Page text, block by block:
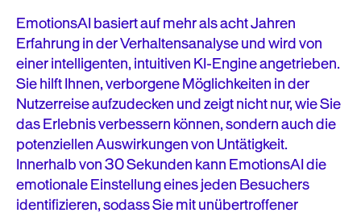
Bekanntheit
Verständnis
Veränderung
Qualität
Schlussfolgerung
EmotionsAI basiert auf mehr als acht Jahren
Erfahrung in der Verhaltensanalyse und wird von
einer intelligenten, intuitiven KI-Engine angetrieben.
Sie hilft Ihnen, verborgene Möglichkeiten in der
Nutzerreise aufzudecken und zeigt nicht nur, wie Sie
das Erlebnis verbessern können, sondern auch die
potenziellen Auswirkungen von Untätigkeit.
Innerhalb von 30 Sekunden kann EmotionsAI die
emotionale Einstellung eines jeden Besuchers
identifizieren, sodass Sie mit unübertroffener